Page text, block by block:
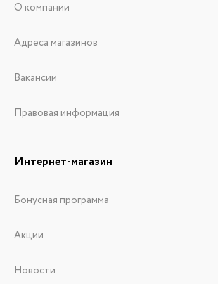
О компании
Адреса магазинов
Вакансии
Правовая информация
Интернет-магазин
Бонусная программа
Акции
Новости